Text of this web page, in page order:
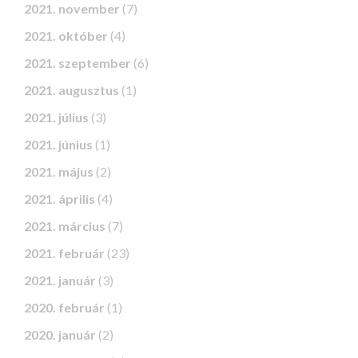
2021. november (7)
2021. október (4)
2021. szeptember (6)
2021. augusztus (1)
2021. július (3)
2021. június (1)
2021. május (2)
2021. április (4)
2021. március (7)
2021. február (23)
2021. január (3)
2020. február (1)
2020. január (2)